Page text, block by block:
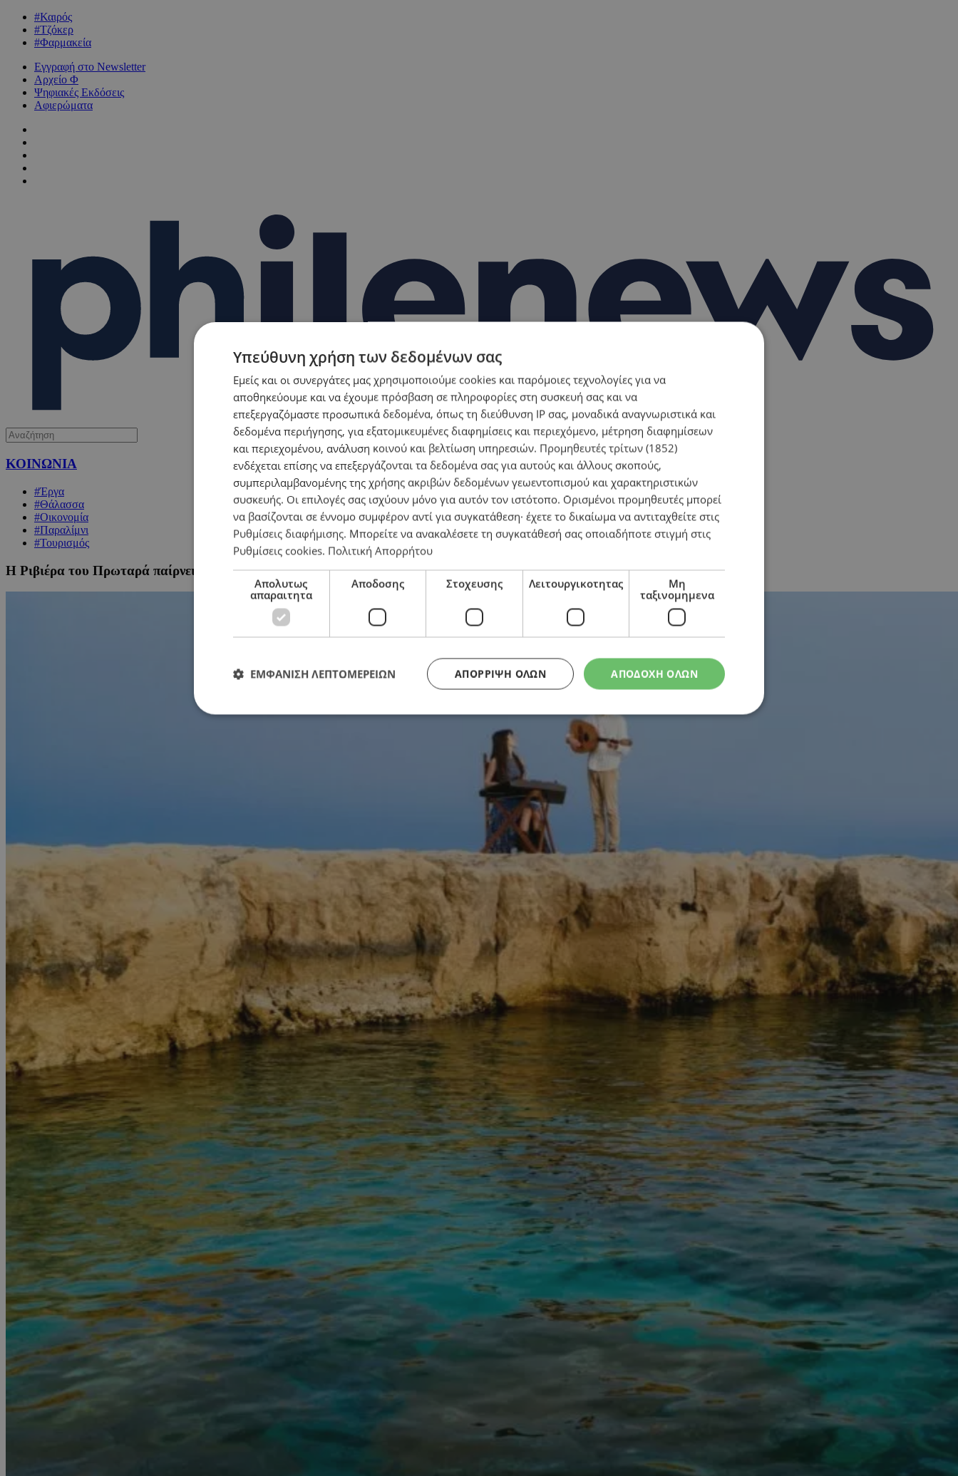
#Καιρός
#Τζόκερ
#Φαρμακεία
Εγγραφή στο Newsletter
Αρχείο Φ
Ψηφιακές Εκδόσεις
Αφιερώματα
ΚΟΙΝΩΝΙΑ
#Έργα
#Θάλασσα
#Οικονομία
#Παραλίμνι
#Τουρισμός
Η Ριβιέρα του Πρωταρά παίρνει σάρκα και οστά – H νέα ταυτότητα του Δήμου Παραλιμνίου και τα έργα που κάνουν τη διαφορά
Υπεύθυνη χρήση των δεδομένων σας
Εμείς και οι συνεργάτες μας χρησιμοποιούμε cookies και παρόμοιες τεχνολογίες για να
αποθηκεύουμε και να έχουμε πρόσβαση σε πληροφορίες στη συσκευή σας και να
επεξεργαζόμαστε προσωπικά δεδομένα, όπως τη διεύθυνση IP σας, μοναδικά αναγνωριστικά και
δεδομένα περιήγησης, για εξατομικευμένες διαφημίσεις και περιεχόμενο, μέτρηση διαφημίσεων
και περιεχομένου, ανάλυση κοινού και βελτίωση υπηρεσιών. Προμηθευτές τρίτων (1852)
ενδέχεται επίσης να επεξεργάζονται τα δεδομένα σας για αυτούς και άλλους σκοπούς,
συμπεριλαμβανομένης της χρήσης ακριβών δεδομένων γεωεντοπισμού και χαρακτηριστικών
συσκευής. Οι επιλογές σας ισχύουν μόνο για αυτόν τον ιστότοπο. Ορισμένοι προμηθευτές μπορεί
να βασίζονται σε έννομο συμφέρον αντί για συγκατάθεση· έχετε το δικαίωμα να αντιταχθείτε στις
Ρυθμίσεις διαφήμισης. Μπορείτε να ανακαλέσετε τη συγκατάθεσή σας οποιαδήποτε στιγμή στις
Ρυθμίσεις cookies. Πολιτική Απορρήτου
Απολυτως
απαραιτητα
Αποδοσης Στοχευσης Λειτουργικοτητας
Μη
ταξινομημενα
ΑΠΟΔΟΧΗ ΟΛΩΝ
ΑΠΌΡΡΙΨΗ ΌΛΩΝ
ΕΜΦΑΝΙΣΗ ΛΕΠΤΟΜΕΡΕΙΩΝ